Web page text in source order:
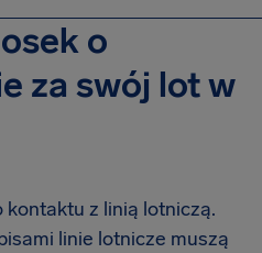
o
za swój lot w
z linią lotniczą.
linie lotnicze muszą